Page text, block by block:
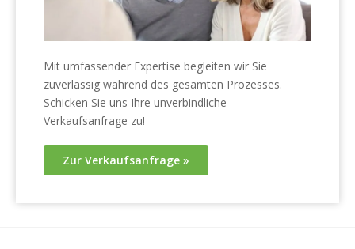
Mit umfassender Expertise begleiten wir Sie
zuverlässig während des gesamten Prozesses.
Schicken Sie uns Ihre unverbindliche
Verkaufsanfrage zu!
Zur Verkaufsanfrage »